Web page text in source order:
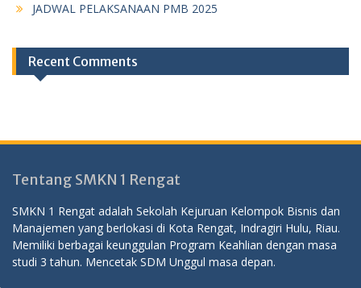
JADWAL PELAKSANAAN PMB 2025
Recent Comments
Tentang SMKN 1 Rengat
SMKN 1 Rengat adalah Sekolah Kejuruan Kelompok Bisnis dan
Manajemen yang berlokasi di Kota Rengat, Indragiri Hulu, Riau.
Memiliki berbagai keunggulan Program Keahlian dengan masa
studi 3 tahun. Mencetak SDM Unggul masa depan.